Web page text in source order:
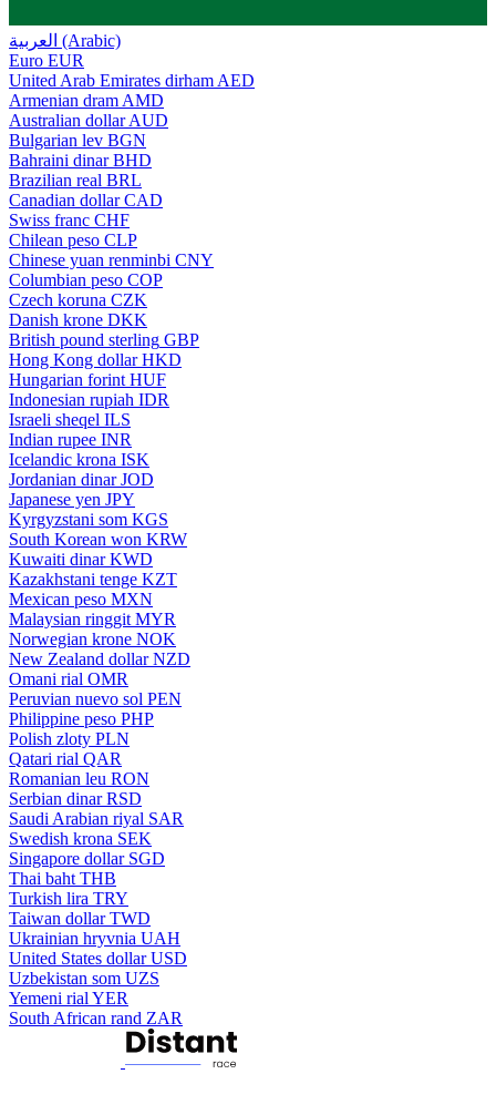
العربية (Arabic)
Euro EUR
United Arab Emirates dirham AED
Armenian dram AMD
Australian dollar AUD
Bulgarian lev BGN
Bahraini dinar BHD
Brazilian real BRL
Canadian dollar CAD
Swiss franc CHF
Chilean peso CLP
Chinese yuan renminbi CNY
Columbian peso COP
Czech koruna CZK
Danish krone DKK
British pound sterling GBP
Hong Kong dollar HKD
Hungarian forint HUF
Indonesian rupiah IDR
Israeli sheqel ILS
Indian rupee INR
Icelandic krona ISK
Jordanian dinar JOD
Japanese yen JPY
Kyrgyzstani som KGS
South Korean won KRW
Kuwaiti dinar KWD
Kazakhstani tenge KZT
Mexican peso MXN
Malaysian ringgit MYR
Norwegian krone NOK
New Zealand dollar NZD
Omani rial OMR
Peruvian nuevo sol PEN
Philippine peso PHP
Polish zloty PLN
Qatari rial QAR
Romanian leu RON
Serbian dinar RSD
Saudi Arabian riyal SAR
Swedish krona SEK
Singapore dollar SGD
Thai baht THB
Turkish lira TRY
Taiwan dollar TWD
Ukrainian hryvnia UAH
United States dollar USD
Uzbekistan som UZS
Yemeni rial YER
South African rand ZAR